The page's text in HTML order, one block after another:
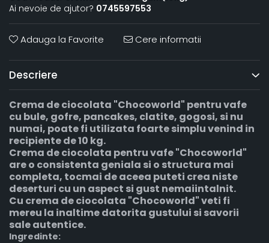
Ai nevoie de ajutor? 0745597553
Adauga la Favorite Cere informatii
Descriere
Crema de ciocolata "Chocoworld" pentru vafe
cu bule, gofre, pancakes, clatite, gogosi, si nu
numai, poate fi utilizata foarte simplu venind in
recipiente de 10 kg.
Crema de ciocolata pentru vafe "Chocoworld"
are o consistenta geniala si o structura mai
completa, tocmai de aceea puteti crea niste
deserturi cu un aspect si gust nemaiintalnit.
Cu crema de ciocolata "Chocoworld" veti fi
mereu la inaltime datorita gustului si savorii
sale autentice.
Ingredinte: